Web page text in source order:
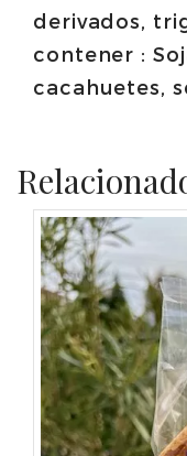
derivados,
contener :
cacahuetes,